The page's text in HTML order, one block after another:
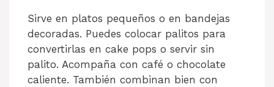
Sirve en platos pequeños o en bandejas
decoradas. Puedes colocar palitos para
convertirlas en cake pops o servir sin
palito. Acompaña con café o chocolate
caliente. También combinan bien con